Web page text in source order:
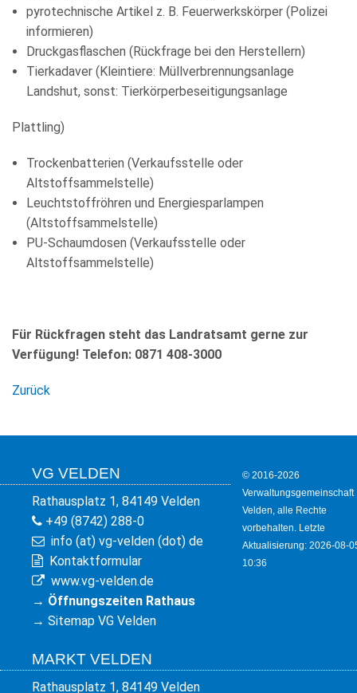
pyrotechnische Artikel z. B. Feuerwerkskörper (Polizei
informieren)
Druckgasflaschen (Rückfrage bei den Herstellern)
Tierkadaver (Kleintiere: Müllverbrennungsanlage
Landshut, sonst: Tierkörperbeseitigungsanlage
Plattling)
Trockenbatterien (Verkaufsstelle oder
Altstoffsammelstelle)
Leuchtstoffröhren und Energiesparlampen
(Altstoffsammelstelle)
PU-Schaumdosen (Verkaufsstelle oder
Altstoffsammelstelle)
Für Rückfragen steht das Landratsamt gerne zur
Verfügung! Telefon: 0871 408-3000
Zurück
VG VELDEN
Rathausplatz 1, 84149 Velden
+49 (8742) 288-0
info (at) vg-velden (dot) de
Kontaktformular
www.vg-velden.de
→ Öffnungszeiten Rathaus
→ Sitemap VG Velden
MARKT VELDEN
Rathausplatz 1, 84149 Velden
© 2016-2026
Verwaltungsgemeinschaft
Velden, alle Rechte
vorbehalten. Letzte
Aktualisierung: 2026-08-
10:36